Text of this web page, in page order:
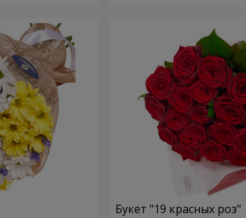
Букет "19 красных роз"